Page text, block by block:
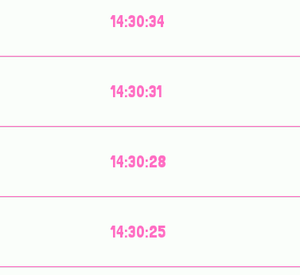
14:30:34
14:30:31
14:30:28
14:30:25